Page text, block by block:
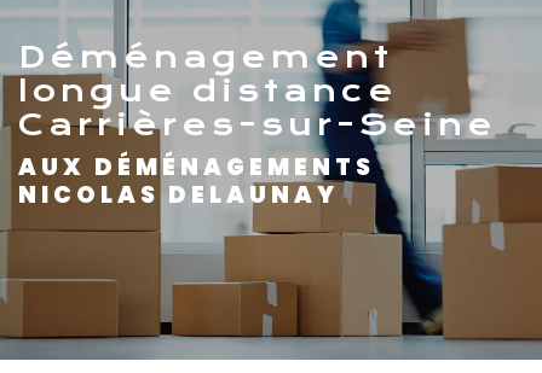
déménagement
longue distance
Carrières-sur-Seine
AUX DÉMÉNAGEMENTS
NICOLAS DELAUNAY